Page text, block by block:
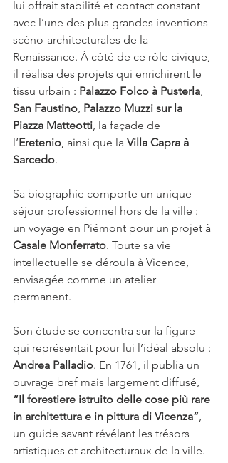
lui offrait stabilité et contact constant
avec l’une des plus grandes inventions
scéno-architecturales de la
Renaissance. À côté de ce rôle civique,
il réalisa des projets qui enrichirent le
tissu urbain : Palazzo Folco à Pusterla,
San Faustino, Palazzo Muzzi sur la
Piazza Matteotti, la façade de
l’Eretenio, ainsi que la Villa Capra à
Sarcedo.
Sa biographie comporte un unique
séjour professionnel hors de la ville :
un voyage en Piémont pour un projet à
Casale Monferrato. Toute sa vie
intellectuelle se déroula à Vicence,
envisagée comme un atelier
permanent.
Son étude se concentra sur la figure
qui représentait pour lui l’idéal absolu :
Andrea Palladio. En 1761, il publia un
ouvrage bref mais largement diffusé,
“Il forestiere istruito delle cose più rare
in architettura e in pittura di Vicenza”,
un guide savant révélant les trésors
artistiques et architecturaux de la ville.